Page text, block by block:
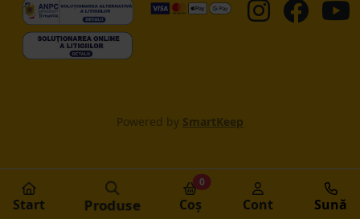
Powered by SmartKeep
Start Produse Coș
0
Cont Sună